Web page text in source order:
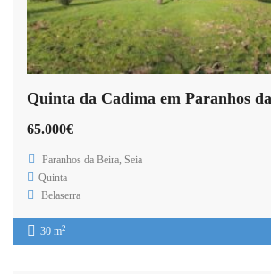
Quinta da Cadima em Paranhos
65.000€
Paranhos da Beira, Seia
Quinta
Belaserra
30 m2